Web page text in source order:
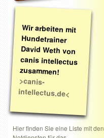
Wir arbeiten mit
Hundetrainer
David Weth von
canis intellectus
zusammen!
>canis-
intellectus.de<
Hier finden Sie eine Liste mit den